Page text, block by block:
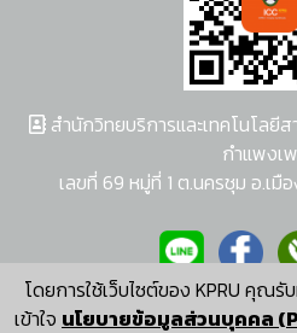
โดยการใช้เว็บไซต์ของ KPRU คุณรั
เข้าใจ นโยบายข้อมูลส่วนบุคคล
สำนักวิทยบริการและเทคโนโลยี
กำแพงเ
เลขที่ 69 หมู่ที่ 1 ต.นครชุม อ.เ
ผู้พัฒนาระบบ อนุ